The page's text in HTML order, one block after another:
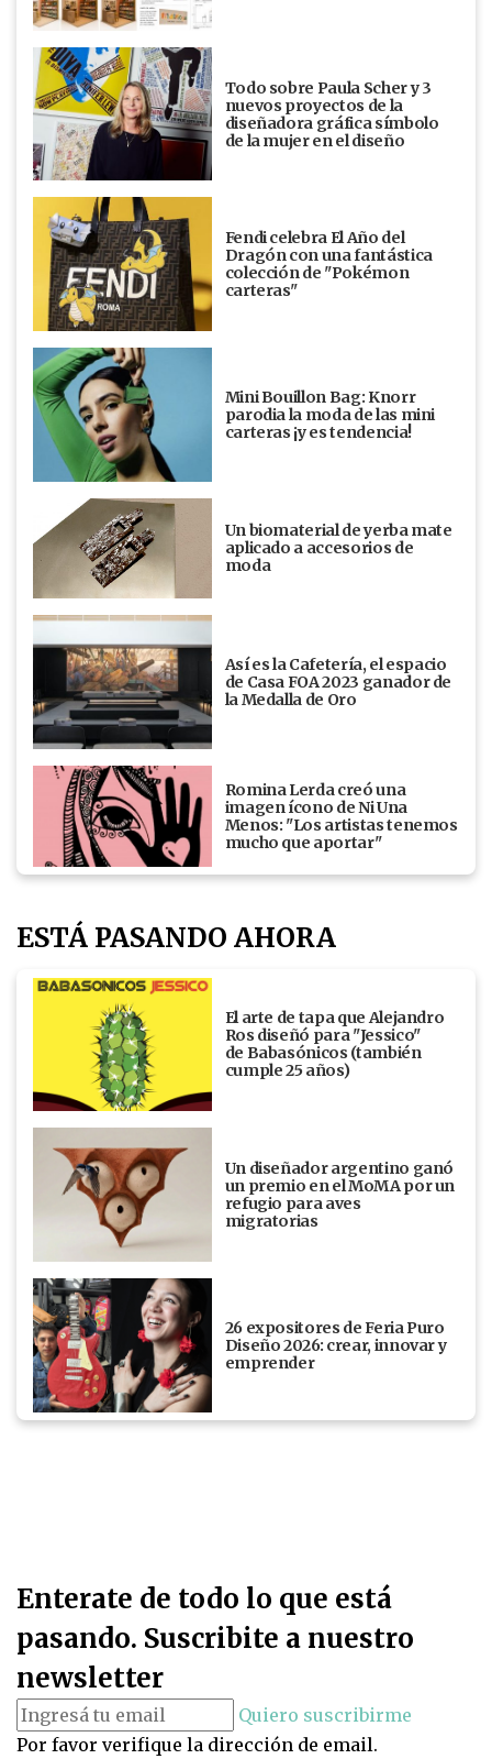
Todo sobre Paula Scher y 3
nuevos proyectos de la
diseñadora gráfica símbolo
de la mujer en el diseño
Fendi celebra El Año del
Dragón con una fantástica
colección de "Pokémon
carteras"
Mini Bouillon Bag: Knorr
parodia la moda de las mini
carteras ¡y es tendencia!
Un biomaterial de yerba mate
aplicado a accesorios de
moda
Así es la Cafetería, el espacio
de Casa FOA 2023 ganador de
la Medalla de Oro
Romina Lerda creó una
imagen ícono de Ni Una
Menos: "Los artistas tenemos
mucho que aportar"
ESTÁ PASANDO AHORA
El arte de tapa que Alejandro
Ros diseñó para "Jessico"
de Babasónicos (también
cumple 25 años)
Un diseñador argentino ganó
un premio en el MoMA por un
refugio para aves
migratorias
26 expositores de Feria Puro
Diseño 2026: crear, innovar y
emprender
Enterate de todo lo que está
pasando. Suscribite a nuestro
newsletter
Quiero suscribirme
Por favor verifique la dirección de email.